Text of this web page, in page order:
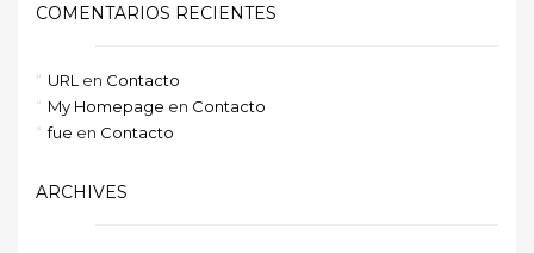
COMENTARIOS RECIENTES
URL en Contacto
My Homepage en Contacto
fue en Contacto
ARCHIVES